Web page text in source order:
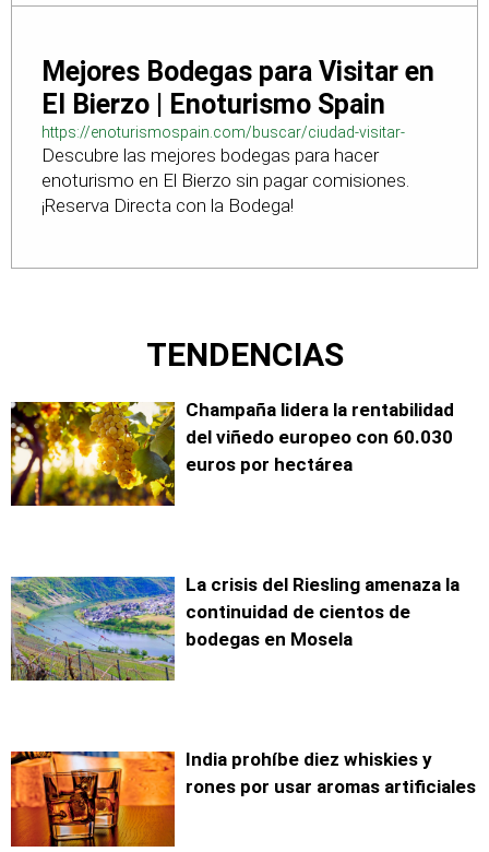
Mejores Bodegas para Visitar en
El Bierzo | Enoturismo Spain
https://enoturismospain.com/buscar/ciudad-visitar-
bodegas-en-leon
Descubre las mejores bodegas para hacer
enoturismo en El Bierzo sin pagar comisiones.
¡Reserva Directa con la Bodega!
TENDENCIAS
Champaña lidera la rentabilidad
del viñedo europeo con 60.030
euros por hectárea
La crisis del Riesling amenaza la
continuidad de cientos de
bodegas en Mosela
India prohíbe diez whiskies y
rones por usar aromas artificiales